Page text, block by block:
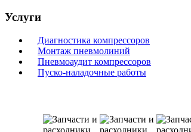
Услуги
Диагностика компрессоров
Монтаж пневмолиний
Пневмоаудит компрессоров
Пуско-наладочные работы